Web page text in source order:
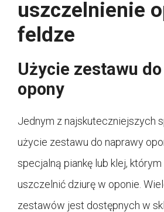
uszczelnienie
feldze
Użycie zestawu
opony
Jednym z najskuteczniejszych
użycie zestawu do naprawy
specjalną piankę lub klej,
uszczelnić dziurę w oponie.
zestawów jest dostępnych w